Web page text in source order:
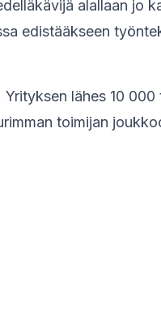
alallaan jo
edistääkseen
lähes 10
toimijan